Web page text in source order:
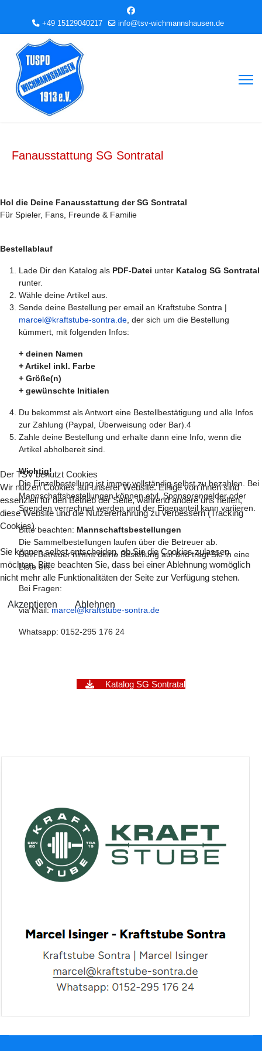
+49 15129040217 info@tsv-wichmannshausen.de
Fanausstattung SG Sontratal
Hol die Deine Fanausstattung der SG Sontratal
Für Spieler, Fans, Freunde & Familie
Bestellablauf
Lade Dir den Katalog als PDF-Datei unter Katalog SG Sontratal
runter.
Wähle deine Artikel aus.
Sende deine Bestellung per email an Kraftstube Sontra |
marcel@kraftstube-sontra.de , der sich um die Bestellung
kümmert, mit folgenden Infos:
+ deinen Namen
+ Artikel inkl. Farbe
+ Größe(n)
+ gewünschte Initialen
Du bekommst als Antwort eine Bestellbestätigung und alle Infos
zur Zahlung (Paypal, Überweisung oder Bar).4
Zahle deine Bestellung und erhalte dann eine Info, wenn die
Artikel abholbereit sind.
Wichtig!
Die Einzelbestellung ist immer vollständig selbst zu bezahlen. Bei
Mannschaftsbestellungen können etvl. Sponsorengelder oder
Spenden verrechnet werden und der Eigenanteil kann variieren.
Bitte beachten: Mannschaftsbestellungen
Die Sammelbestellungen laufen über die Betreuer ab.
Dein Betreuer nimmt deine Bestellung auf und trägt Sie in eine
Liste ein.
Bei Fragen:
via Mail:marcel@kraftstube-sontra.de
Whatsapp: 0152-295 176 24
Katalog SG Sontratal
Der TSV benutzt Cookies
Wir nutzen Cookies auf unserer Website. Einige von ihnen sind
essenziell für den Betrieb der Seite, während andere uns helfen,
diese Website und die Nutzererfahrung zu verbessern (Tracking
Cookies).
Sie können selbst entscheiden, ob Sie die Cookies zulassen
möchten. Bitte beachten Sie, dass bei einer Ablehnung womöglich
nicht mehr alle Funktionalitäten der Seite zur Verfügung stehen.
Akzeptieren Ablehnen